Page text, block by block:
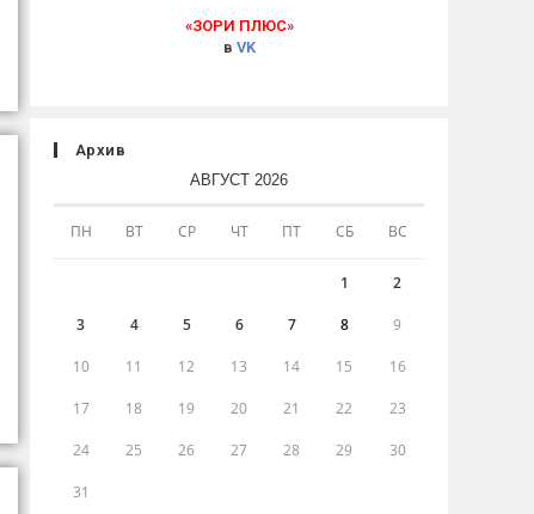
«ЗОРИ ПЛЮС»
в VK
Архив
АВГУСТ 2026
ПН ВТ СР ЧТ ПТ СБ ВС
1 2
3 4 5 6 7 8 9
10 11 12 13 14 15 16
17 18 19 20 21 22 23
24 25 26 27 28 29 30
31